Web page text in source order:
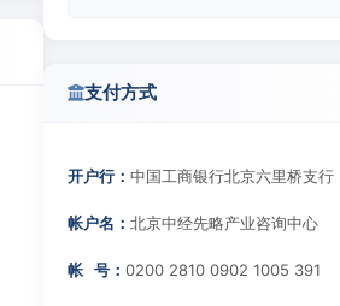
支付方式
开户行： 中国工商银行北京六里桥支行
帐户名： 北京中经先略产业咨询中心
帐 号： 0200 2810 0902 1005 391